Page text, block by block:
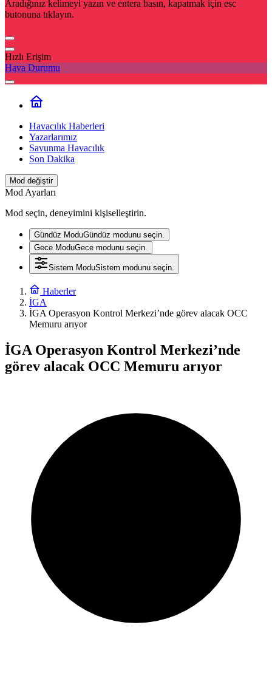
Aradığınız kelimeyi yazın ve entera basın, kapatmak için esc
butonuna tıklayın.
Hızlı Erişim
Hava Durumu
Havacılık Haberleri
Yazarlarımız
Savunma Havacılık
Son Dakika
Mod değiştir
Mod Ayarları
Mod seçin, deneyimini kişiselleştirin.
Gündüz ModuGündüz modunu seçin.
Gece ModuGece modunu seçin.
Sistem ModuSistem modunu seçin.
Haberler
İGA
İGA Operasyon Kontrol Merkezi’nde görev alacak OCC
Memuru arıyor
İGA Operasyon Kontrol Merkezi’nde
görev alacak OCC Memuru arıyor